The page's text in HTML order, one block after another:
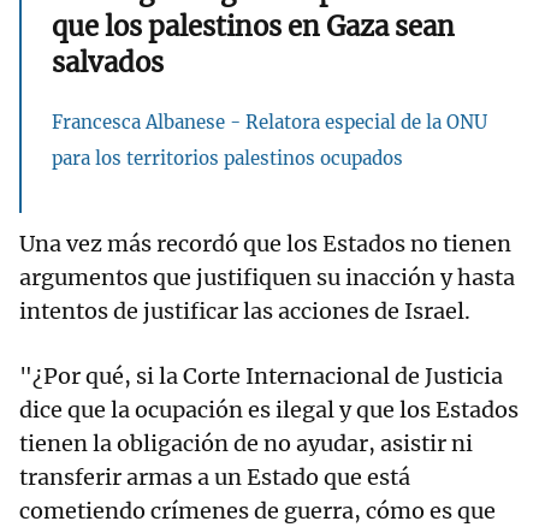
que los palestinos en Gaza sean
salvados
Francesca Albanese - Relatora especial de la ONU
para los territorios palestinos ocupados
Una vez más recordó que los Estados no tienen
argumentos que justifiquen su inacción y hasta
intentos de justificar las acciones de Israel.
"¿Por qué, si la Corte Internacional de Justicia
dice que la ocupación es ilegal y que los Estados
tienen la obligación de no ayudar, asistir ni
transferir armas a un Estado que está
cometiendo crímenes de guerra, cómo es que